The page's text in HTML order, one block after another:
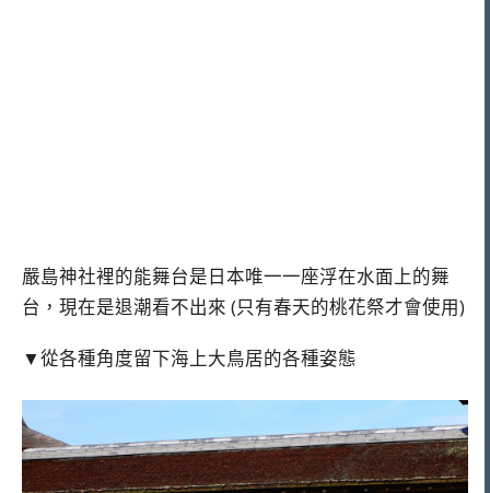
嚴島神社裡的能舞台是日本唯一一座浮在水面上的舞
台，現在是退潮看不出來 (只有春天的桃花祭才會使用)
▼從各種角度留下海上大鳥居的各種姿態